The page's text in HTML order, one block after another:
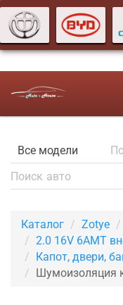
Каталог Zotye
2.0 16V 6AMT
Капот, двери,
Шумоизоляция